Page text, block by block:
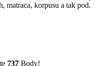
matraca, korpusu a tak pod.
737 Body!